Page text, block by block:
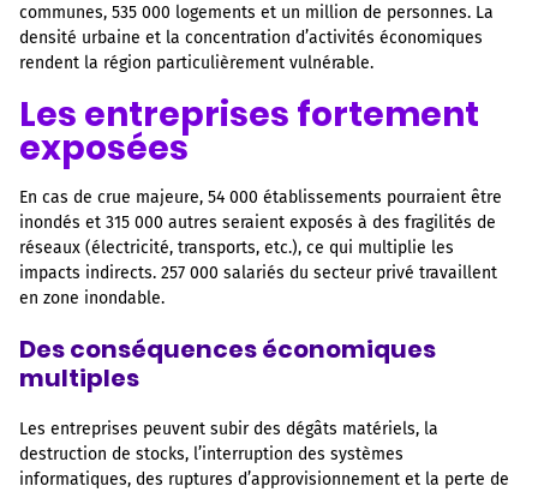
communes, 535 000 logements et un million de personnes. La
densité urbaine et la concentration d’activités économiques
rendent la région particulièrement vulnérable.
Les entreprises fortement
exposées
En cas de crue majeure, 54 000 établissements pourraient être
inondés et 315 000 autres seraient exposés à des fragilités de
réseaux (électricité, transports, etc.), ce qui multiplie les
impacts indirects. 257 000 salariés du secteur privé travaillent
en zone inondable.
Des conséquences économiques
multiples
Les entreprises peuvent subir des dégâts matériels, la
destruction de stocks, l’interruption des systèmes
informatiques, des ruptures d’approvisionnement et la perte de